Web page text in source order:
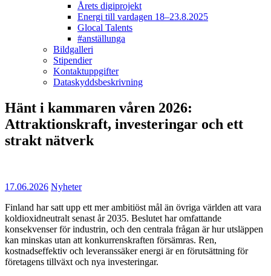
Årets digiprojekt
Energi till vardagen 18–23.8.2025
Glocal Talents
#anställunga
Bildgalleri
Stipendier
Kontakt­uppgifter
Dataskydds­beskrivning
Hänt i kammaren våren 2026:
Attraktionskraft, investeringar och ett
strakt nätverk
17.06.2026 Nyheter
Finland har satt upp ett mer ambitiöst mål än övriga världen att vara
koldioxidneutralt senast år 2035. Beslutet har omfattande
konsekvenser för industrin, och den centrala frågan är hur utsläppen
kan minskas utan att konkurrenskraften försämras. Ren,
kostnadseffektiv och leveranssäker energi är en förutsättning för
företagens tillväxt och nya investeringar.